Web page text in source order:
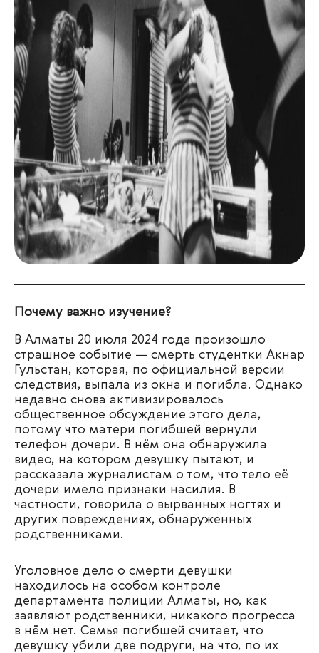
Почему важно изучение?
В Алматы 20 июля 2024 года произошло
страшное событие — смерть студентки Акнар
Гульстан, которая, по официальной версии
следствия, выпала из окна и погибла. Однако
недавно снова активизировалось
общественное обсуждение этого дела,
потому что матери погибшей вернули
телефон дочери. В нём она обнаружила
видео, на котором девушку пытают, и
рассказала журналистам о том, что тело её
дочери имело признаки насилия. В
частности, говорила о вырванных ногтях и
других повреждениях, обнаруженных
родственниками.
Уголовное дело о смерти девушки
находилось на особом контроле
департамента полиции Алматы, но, как
заявляют родственники, никакого прогресса
в нём нет. Семья погибшей считает, что
девушку убили две подруги, на что, по их